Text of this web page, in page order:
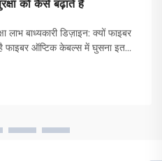
को कैसे बढ़ाते हैं
बाध्यकारी डिज़ाइन: क्यों फाइबर
फाइबर ऑप्टिक केबल्स में घुसना इतना